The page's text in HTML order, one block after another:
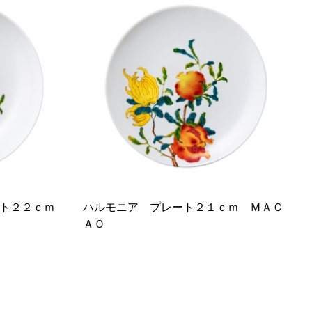
２２ｃｍ
ハルモニア プレート２１ｃｍ ＭＡＣ
ＡＯ